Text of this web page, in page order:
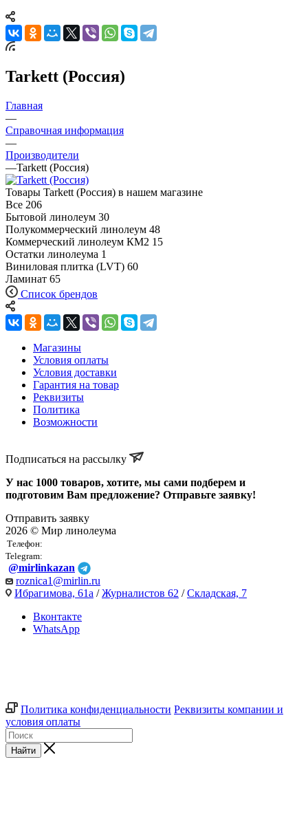
Tarkett (Россия)
Главная
—
Справочная информация
—
Производители
—Tarkett (Россия)
Товары Tarkett (Россия) в нашем магазине
Все 206
Бытовой линолеум 30
Полукоммерческий линолеум 48
Коммерческий линолеум КМ2 15
Остатки линолеума 1
Виниловая плитка (LVT) 60
Ламинат 65
Список брендов
Магазины
Условия оплаты
Условия доставки
Гарантия на товар
Реквизиты
Политика
Возможности
Подписаться на рассылку
У нас 1000 товаров, хотите, мы сами подберем и
подготовим Вам предложение? Отправьте заявку!
Отправить заявку
2026 © Мир линолеума
Телефон:
Telegram:
@mirlinkazan
roznica1@mirlin.ru
Ибрагимова, 61а /Журналистов 62 /Складская, 7
Вконтакте
WhatsApp
Политика конфиденциальности Реквизиты компании и
условия оплаты
Найти